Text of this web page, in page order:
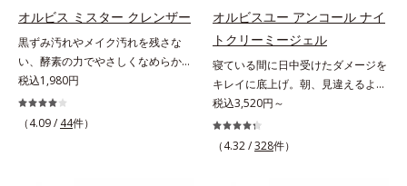
ン酸ジカリウム(*4)」など、たっぷ
りの保湿成分が浸透しやすい肌環境
を叶えます。はじめはピタッと密着
するテクスチャーは、肌になじむご
とにもっちり質感に、最後はなめら
かな水膜へと3変化。普段の保湿液
をこのジェルにおきかえて塗って眠
成分「MCアクティベーター
(*5)」。肌のうるおいを引き出し・
高めて、ハリ感あふれる肌へと導き
ます。うるおいに満ちたゆらがない
肌をご体感いただくために設計され
た3ステップで、いつも力強く美し
くあり続けるあなたを応援します。
*1 肌にうるおいが満ち、維持され
オルビス ミスター クレンザー
黒ずみ汚れやメイク汚れを残さな
い、酵素の力でやさしくなめらかに
洗い上げるW洗顔不要のスペシャル
クレンザー。過剰な皮脂とその皮脂
汚れが詰まって発生する黒ずみ汚れ
税込1,980円
（4.09 / 44件）
オルビスユー アンコール ナイ
トクリーミージェル
寝ている間に日中受けたダメージを
キレイに底上げ。朝、見違えるよう
なハリ感に。諦めかけていたハリ不
足、うるおい低下に先端科学ケア
(*1)でアプローチするエイジングケ
税込3,520円～
（4.32 /328件）